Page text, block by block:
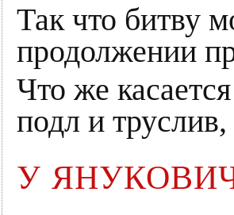
Так что битву
продолжении
Что же
подл и
У